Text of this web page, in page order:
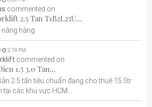
commented on
2.5 Tan T1B2L25U...
nâng hàng
commented on
1.5 3.0 Tan...
2:19 PM
2.5 tấn tiêu chuẩn đang cho thuê 15.5tr
các khu vực HCM...